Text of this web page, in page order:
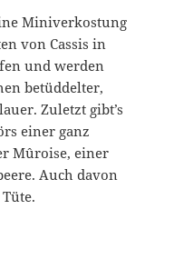
Miniverkostung
von Cassis in
und werden
betüddelter,
Zuletzt gibt’s
einer ganz
Mûroise, einer
Auch davon